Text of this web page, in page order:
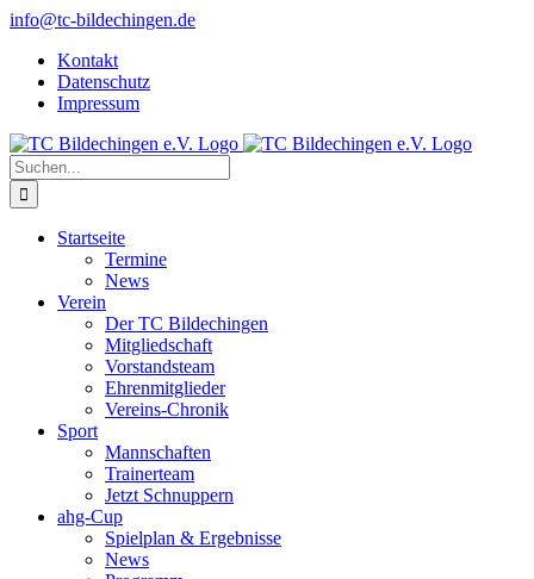
Zum
springen
info@tc-bildechingen.de
Kontakt
Datenschutz
Impressum
Suche
nach:
Startseite
Termine
News
Verein
Der TC Bildechingen
Mitgliedschaft
Vorstandsteam
Ehrenmitglieder
Vereins-Chronik
Sport
Mannschaften
Trainerteam
Jetzt Schnuppern
ahg-Cup
Spielplan & Ergebnisse
News